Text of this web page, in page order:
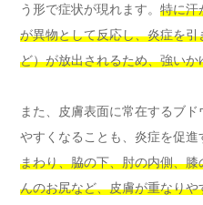
う形で症状が現れます。 特に汗
が異物として反応し、炎症を
ど）が放出されるため、強い
また、皮膚表面に常在するブ
やすくなることも、炎症を促
まわり、脇の下、肘の内側、
んのお尻など、皮膚が重なり